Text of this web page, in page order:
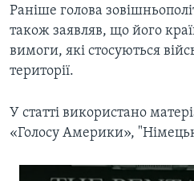
Раніше голова
також заявляв, що його
вимоги, які стосуються
території.
У статті використано
«Голосу Америки»,